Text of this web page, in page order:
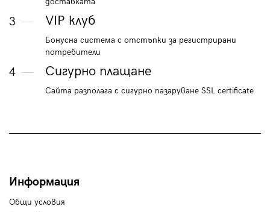
3 VIP клуб
Бонусна система с отстъпки за регистрирани
потребители
4 Сигурно плащане
Сайта разполага с сигурно пазаруване SSL certificate
Информация
Общи условия